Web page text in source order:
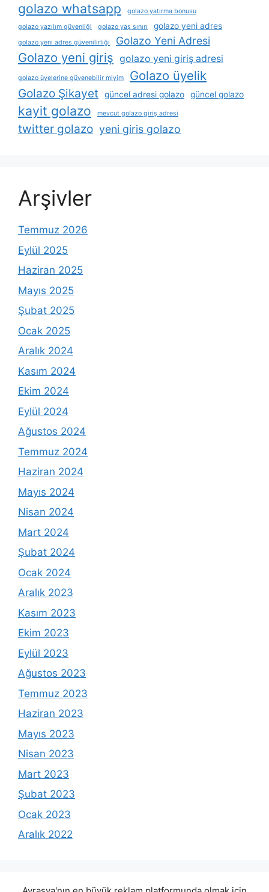
golazo whatsapp
golazo yatırma bonusu
golazo yazılım güvenliği
golazo yaş sınırı golazo yeni adres
golazo yeni adres güvenilirliği Golazo Yeni Adresi
Golazo yeni giriş golazo yeni giriş adresi
golazo üyelerine güvenebilir miyim Golazo üyelik
Golazo Şikayet güncel adresi golazo güncel golazo
kayit golazo mevcut golazo giriş adresi
twitter golazo yeni giris golazo
Arşivler
Temmuz 2026
Eylül 2025
Haziran 2025
Mayıs 2025
Şubat 2025
Ocak 2025
Aralık 2024
Kasım 2024
Ekim 2024
Eylül 2024
Ağustos 2024
Temmuz 2024
Haziran 2024
Mayıs 2024
Nisan 2024
Mart 2024
Şubat 2024
Ocak 2024
Aralık 2023
Kasım 2023
Ekim 2023
Eylül 2023
Ağustos 2023
Temmuz 2023
Haziran 2023
Mayıs 2023
Nisan 2023
Mart 2023
Şubat 2023
Ocak 2023
Aralık 2022